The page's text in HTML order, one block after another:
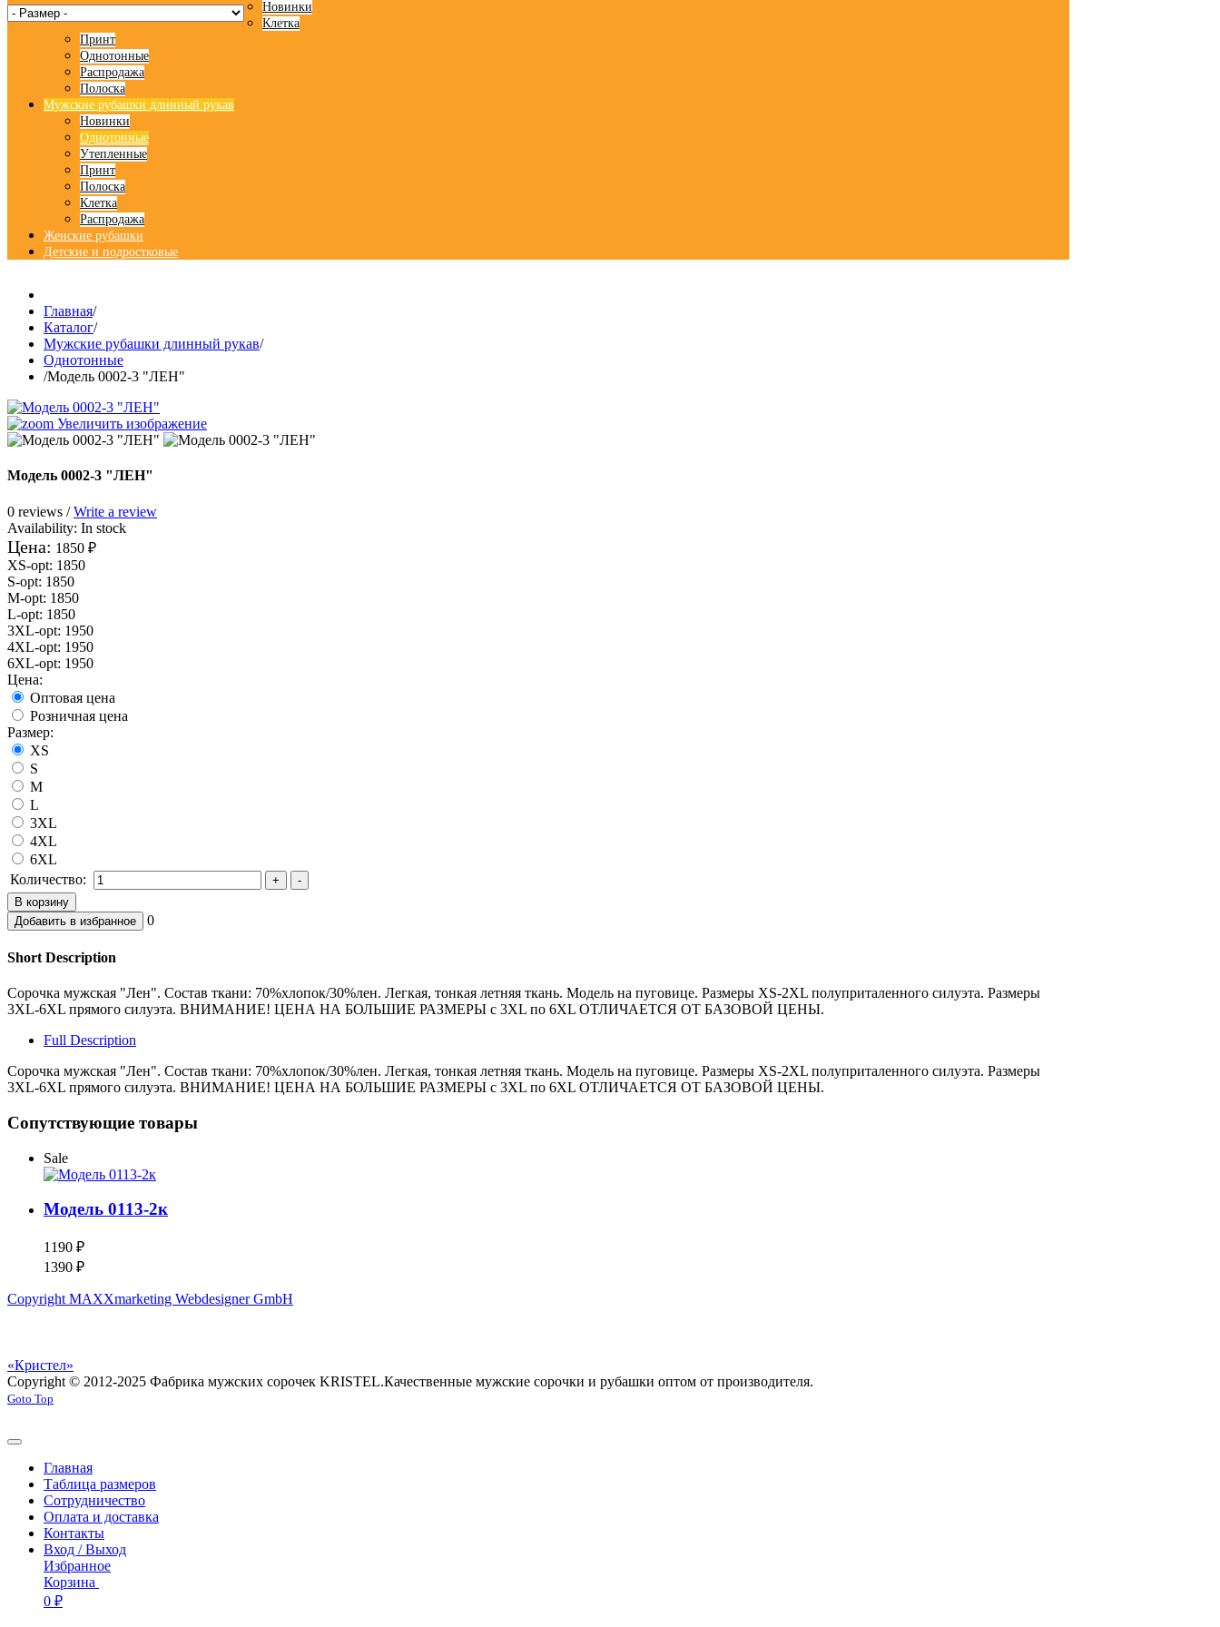
Новинки
Клетка
Принт
Однотонные
Распродажа
Полоска
Мужские рубашки длинный рукав
Новинки
Однотонные
Утепленные
Принт
Полоска
Клетка
Распродажа
Женские рубашки
Детские и подростковые
Главная/
Каталог/
Мужские рубашки длинный рукав/
Однотонные
/Модель 0002-3 "ЛЕН"
Увеличить изображение
Модель 0002-3 "ЛЕН"
0 reviews /Write a review
Availability: In stock
Цена: 1850 ₽
XS-opt: 1850
S-opt: 1850
M-opt: 1850
L-opt: 1850
3XL-opt: 1950
4XL-opt: 1950
6XL-opt: 1950
Цена:
Оптовая цена
Розничная цена
Размер:
XS
S
M
L
3XL
4XL
6XL
Количество:
0
Short Description
Сорочка мужская "Лен". Состав ткани: 70%хлопок/30%лен. Легкая, тонкая летняя ткань. Модель на пуговице. Размеры XS-2XL полуприталенного силуэта. Размеры
3XL-6XL прямого силуэта. ВНИМАНИЕ! ЦЕНА НА БОЛЬШИЕ РАЗМЕРЫ с 3XL по 6XL ОТЛИЧАЕТСЯ ОТ БАЗОВОЙ ЦЕНЫ.
Full Description
Сорочка мужская "Лен". Состав ткани: 70%хлопок/30%лен. Легкая, тонкая летняя ткань. Модель на пуговице. Размеры XS-2XL полуприталенного силуэта. Размеры
3XL-6XL прямого силуэта. ВНИМАНИЕ! ЦЕНА НА БОЛЬШИЕ РАЗМЕРЫ с 3XL по 6XL ОТЛИЧАЕТСЯ ОТ БАЗОВОЙ ЦЕНЫ.
Сопутствующие товары
Sale
Модель 0113-2к
1190 ₽
1390 ₽
Copyright MAXXmarketing Webdesigner GmbH
«Кристел»
Copyright © 2012-2025 Фабрика мужских сорочек KRISTEL.Качественные мужские сорочки и рубашки оптом от производителя.
Goto Top
Главная
Таблица размеров
Сотрудничество
Оплата и доставка
Контакты
Вход / Выход
Избранное
Корзина
0 ₽